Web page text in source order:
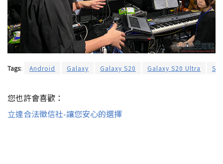
Tags: Android Galaxy Galaxy S20 Galaxy S20 Ultra
您也許會喜歡：
立達合法徵信社-讓您安心的選擇